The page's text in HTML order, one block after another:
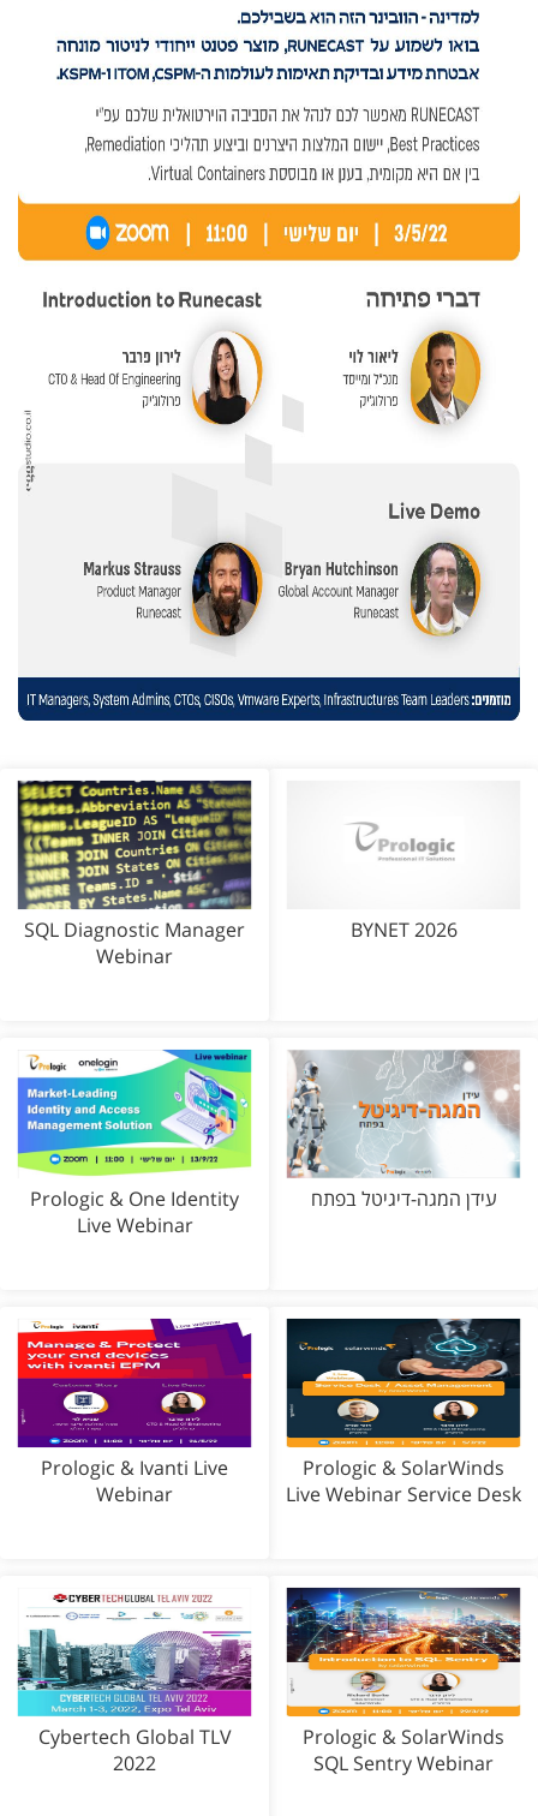
BYNET 2026
SQL Diagnostic Manager
Webinar
עידן המגה-דיגיטל בפתח
Prologic & One Identity
Live Webinar
Prologic & SolarWinds
Live Webinar Service Desk
Prologic & Ivanti Live
Webinar
Prologic & SolarWinds
SQL Sentry Webinar
Cybertech Global TLV
2022